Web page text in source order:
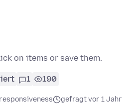
on items or save them.
1 190
gefragt vor 1 Jahr